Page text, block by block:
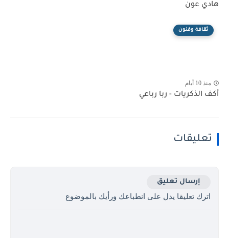
هادي عون
ثقافة وفنون
منذ 10 أيام
أكف الذكريات - ربا رباعي
تعليقات
إرسال تعليق
اترك تعليقا يدل على انطباعك ورأيك بالموضوع